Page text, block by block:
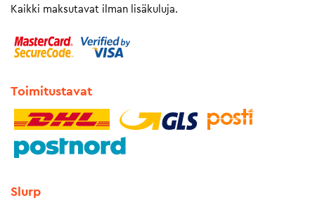
Kaikki maksutavat ilman lisäkuluja.
Toimitustavat
Slurp